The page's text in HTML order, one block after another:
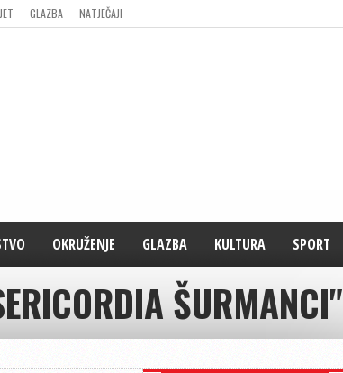
GLAZBA
NATJEČAJI
OKRUŽENJE GLAZBA KULTURA SPORT
ŠURMANCI"